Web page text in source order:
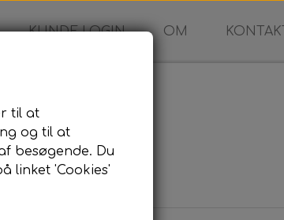
KUNDE LOGIN OM KONTAKT
til at
og til at
besøgende. Du
linket 'Cookies'